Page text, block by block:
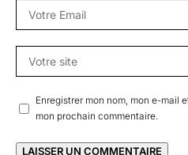
Enregistrer mon nom, mon e-mail
mon prochain commentaire.